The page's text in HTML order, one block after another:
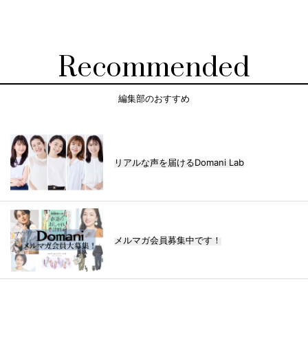
Recommended
編集部のおすすめ
リアルな声を届けるDomani Lab
メルマガ会員募集中です！